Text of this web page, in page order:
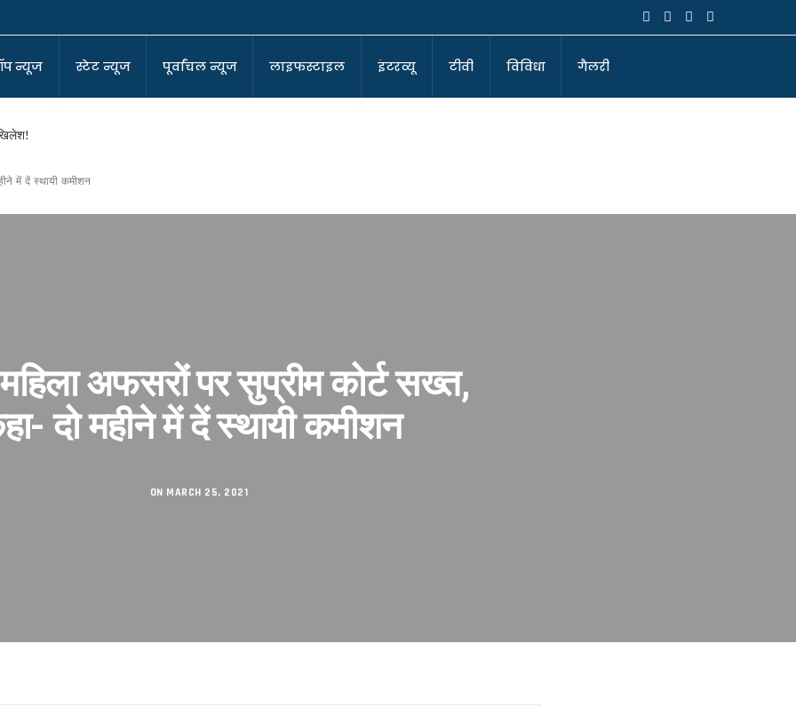
न्यूज स्टेट न्यूज पूर्वांचल न्यूज लाइफस्टाइल इंटरव्यू टीवी विविधा गैलरी
बीजेपी!
संपन्न।
में दें स्थायी कमीशन
अफसरों पर सुप्रीम कोर्ट सख्त,
दो महीने में दें स्थायी कमीशन
ON MARCH 25, 2021